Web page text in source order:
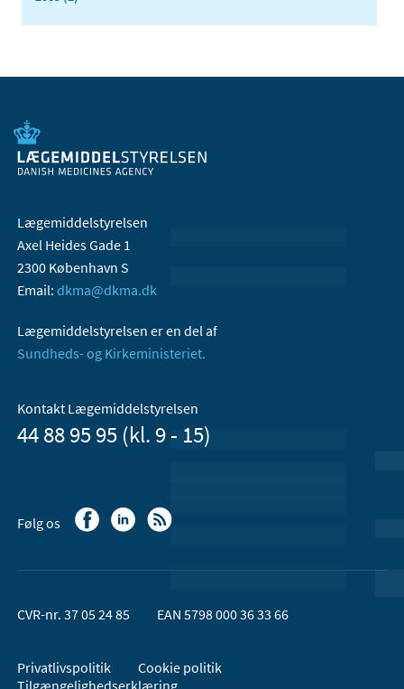
Lægemiddelstyrelsen
Axel Heides Gade 1
2300 København S
Email: dkma@dkma.dk
Lægemiddelstyrelsen er en del af
Sundheds- og Kirkeministeriet.
Kontakt Lægemiddelstyrelsen
44 88 95 95 (kl. 9 - 15)
Følg os
CVR-nr. 37 05 24 85 EAN 5798 000 36 33 66
Privatlivspolitik
Cookie politik